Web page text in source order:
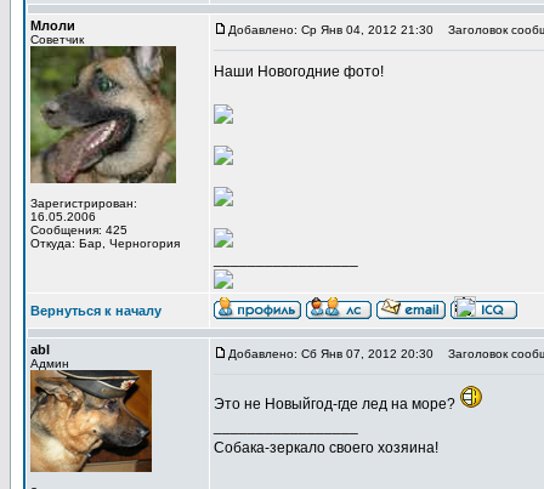
Млоли
Советчик
Зарегистрирован:
16.05.2006
Сообщения: 425
Откуда: Бар, Черногория
Добавлено: Ср Янв 04, 2012 21:30 Заголовок
Наши Новогодние фото!
Вернуться к началу
abl
Админ
Добавлено: Сб Янв 07, 2012 20:30 Заголовок
Это не Новыйгод-где лед на море?
Собака-зеркало своего хозяина!